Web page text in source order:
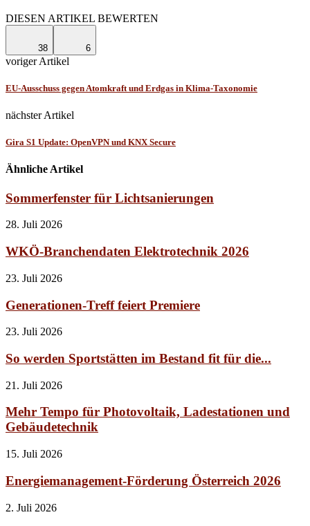
DIESEN ARTIKEL BEWERTEN
38 6
voriger Artikel
EU-Ausschuss gegen Atomkraft und Erdgas in Klima-Taxonomie
nächster Artikel
Gira S1 Update: OpenVPN und KNX Secure
Ähnliche Artikel
Sommerfenster für Lichtsanierungen
28. Juli 2026
WKÖ-Branchendaten Elektrotechnik 2026
23. Juli 2026
Generationen-Treff feiert Premiere
23. Juli 2026
So werden Sportstätten im Bestand fit für die...
21. Juli 2026
Mehr Tempo für Photovoltaik, Ladestationen und
Gebäudetechnik
15. Juli 2026
Energiemanagement-Förderung Österreich 2026
2. Juli 2026